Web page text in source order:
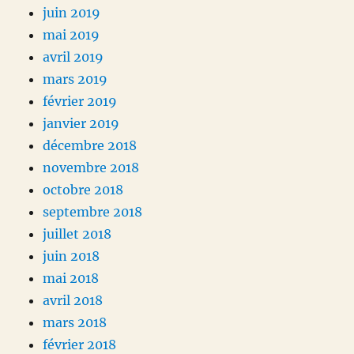
juin 2019
mai 2019
avril 2019
mars 2019
février 2019
janvier 2019
décembre 2018
novembre 2018
octobre 2018
septembre 2018
juillet 2018
juin 2018
mai 2018
avril 2018
mars 2018
février 2018